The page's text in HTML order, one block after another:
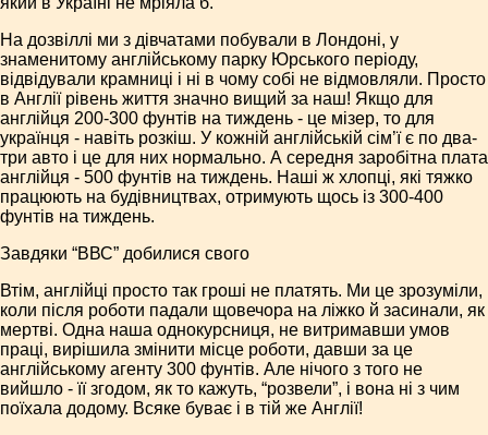
На дозвіллі ми з дівчатами побували в Лондоні, у
знаменитому англійському парку Юрського періоду,
відвідували крамниці і ні в чому собі не відмовляли. Просто
в Англії рівень життя значно вищий за наш! Якщо для
англійця 200-300 фунтів на тиждень - це мізер, то для
українця - навіть розкіш. У кожній англійській сім’ї є по два-
три авто і це для них нормально. А середня заробітна плата
англійця - 500 фунтів на тиждень. Наші ж хлопці, які тяжко
працюють на будівництвах, отримують щось із 300-400
фунтів на тиждень.
Завдяки “ВВС” добилися свого
Втім, англійці просто так гроші не платять. Ми це зрозуміли,
коли після роботи падали щовечора на ліжко й засинали, як
мертві. Одна наша однокурсниця, не витримавши умов
праці, вирішила змінити місце роботи, давши за це
англійському агенту 300 фунтів. Але нічого з того не
вийшло - її згодом, як то кажуть, “розвели”, і вона ні з чим
поїхала додому. Всяке буває і в тій же Англії!